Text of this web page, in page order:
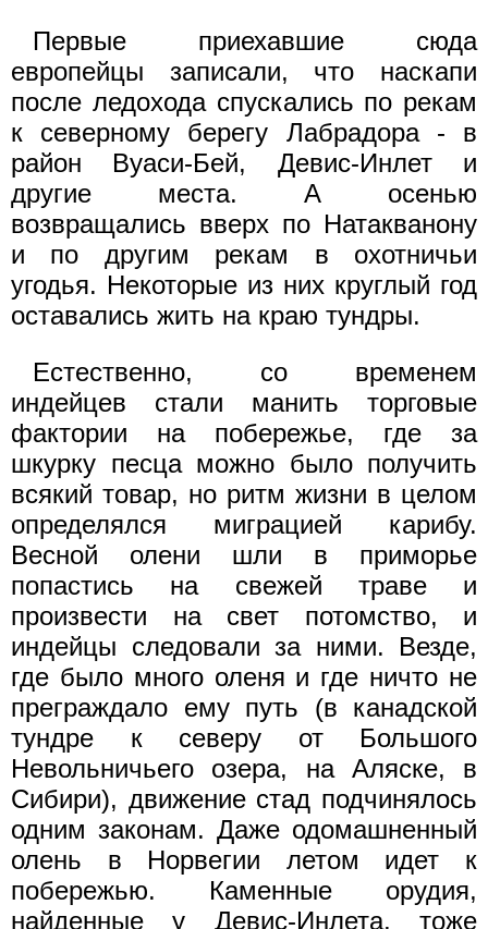
Первые приехавшие сюда
европейцы записали, что наскапи
после ледохода спускались по рекам
к северному берегу Лабрадора - в
район Вуаси-Бей, Девис-Инлет и
другие места. А осенью
возвращались вверх по Натакванону
и по другим рекам в охотничьи
угодья. Некоторые из них круглый год
оставались жить на краю тундры.
Естественно, со временем
индейцев стали манить торговые
фактории на побережье, где за
шкурку песца можно было получить
всякий товар, но ритм жизни в целом
определялся миграцией карибу.
Весной олени шли в приморье
попастись на свежей траве и
произвести на свет потомство, и
индейцы следовали за ними. Везде,
где было много оленя и где ничто не
преграждало ему путь (в канадской
тундре к северу от Большого
Невольничьего озера, на Аляске, в
Сибири), движение стад подчинялось
одним законам. Даже одомашненный
олень в Норвегии летом идет к
побережью. Каменные орудия,
найденные у Девис-Инлета, тоже